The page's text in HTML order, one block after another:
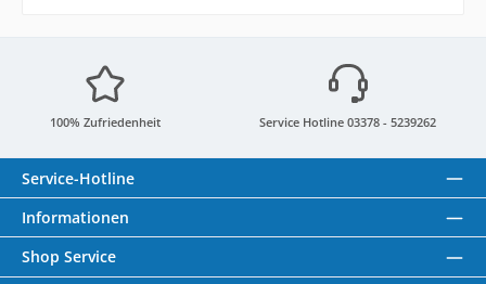
100% Zufriedenheit Service Hotline 03378 - 5239262
Service-Hotline
Informationen
Shop Service